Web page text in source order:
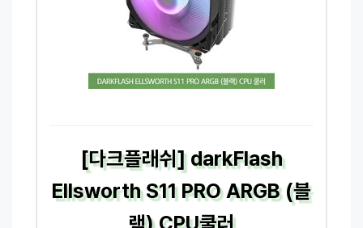
[다크플래쉬] darkFlash
Ellsworth S11 PRO ARGB (블
랙) CPU쿨러